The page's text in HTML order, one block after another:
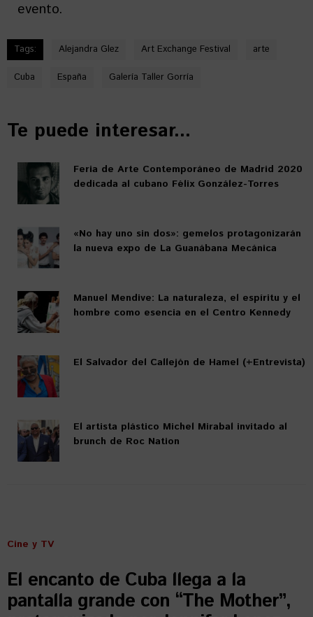
evento.
Tags: Alejandra Glez Art Exchange Festival arte
Cuba España Galería Taller Gorría
Te puede interesar...
Feria de Arte Contemporáneo de Madrid 2020
dedicada al cubano Félix González-Torres
«No hay uno sin dos»: gemelos protagonizarán
la nueva expo de La Guanábana Mecánica
Manuel Mendive: La naturaleza, el espíritu y el
hombre como esencia en el Centro Kennedy
El Salvador del Callejón de Hamel (+Entrevista)
El artista plástico Michel Mirabal invitado al
brunch de Roc Nation
Cine y TV
El encanto de Cuba llega a la
pantalla grande con “The Mother”,